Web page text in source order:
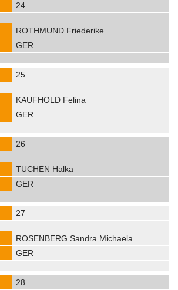
24
ROTHMUND Friederike
GER
25
KAUFHOLD Felina
GER
26
TUCHEN Halka
GER
27
ROSENBERG Sandra Michaela
GER
28